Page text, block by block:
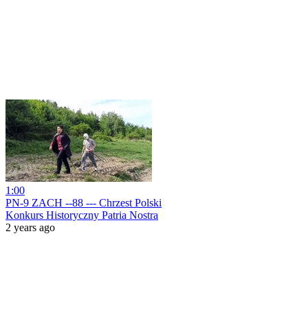
1:00
PN-9 ZACH --88 --- Chrzest Polski
Konkurs Historyczny Patria Nostra
2 years ago